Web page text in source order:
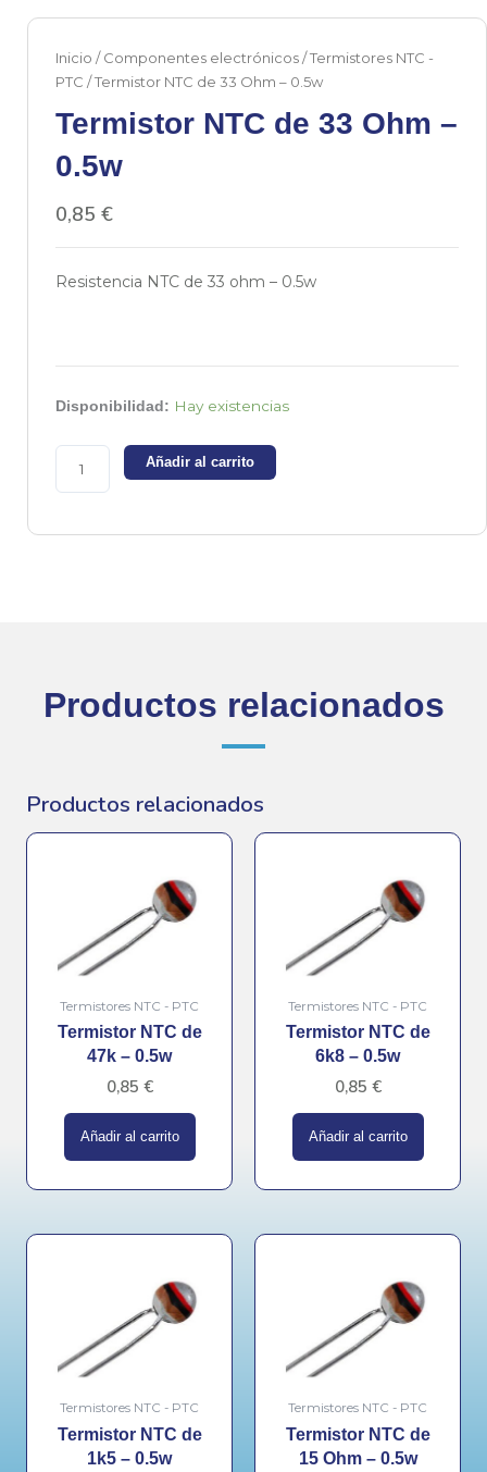
Inicio /Componentes electrónicos/Termistores NTC -
PTC / Termistor NTC de 33 Ohm – 0.5w
Termistor NTC de 33 Ohm –
0.5w
0,85 €
Resistencia NTC de 33 ohm – 0.5w
Disponibilidad: Hay existencias
Termistor
de
Ohm
Añadir al carrito
Productos relacionados
Productos relacionados
Termistores NTC - PTC
Termistor NTC de
47k – 0.5w
0,85 €
Añadir al carrito
Termistores NTC - PTC
Termistor NTC de
6k8 – 0.5w
0,85 €
Añadir al carrito
Termistores NTC - PTC
Termistor NTC de
1k5 – 0.5w
Termistores NTC - PTC
Termistor NTC de
15 Ohm – 0.5w